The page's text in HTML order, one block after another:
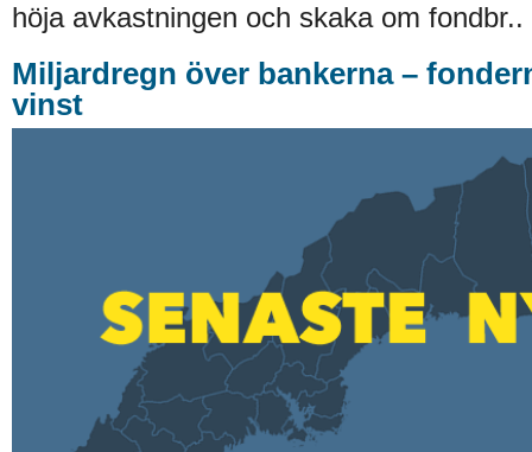
höja avkastningen och skaka om fondbr..
Miljardregn över bankerna –
vinst